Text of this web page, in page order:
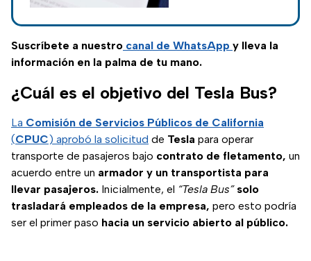
Starlink hoy y qué
pasa con Direct to
Cell.
Suscríbete a nuestro canal de WhatsApp y lleva la
información en la palma de tu mano.
¿Cuál es el objetivo del Tesla Bus?
La Comisión de Servicios Públicos de California
(CPUC) aprobó la solicitud de Tesla para operar
transporte de pasajeros bajo contrato de fletamento, un
acuerdo entre un armador y un transportista para
llevar pasajeros. Inicialmente, el “Tesla Bus” solo
trasladará empleados de la empresa, pero esto podría
ser el primer paso hacia un servicio abierto al público.